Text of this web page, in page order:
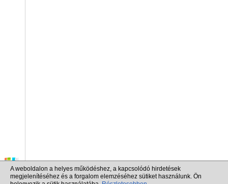
A weboldalon a helyes működéshez, a kapcsolódó hirdetések
megjelenítéséhez és a forgalom elemzéséhez sütiket használunk. Ön